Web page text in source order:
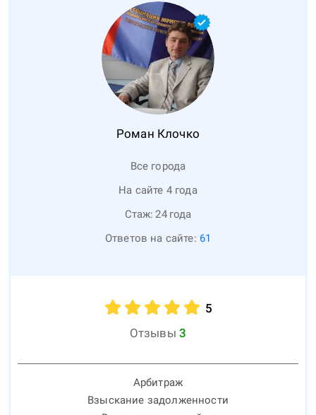
Роман Клочко
Все города
На сайте 4 года
Стаж: 24 года
Ответов на сайте: 61
5
Отзывы 3
Арбитраж
Взыскание задолженности